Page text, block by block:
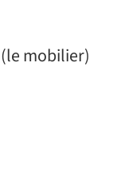
mobilier)